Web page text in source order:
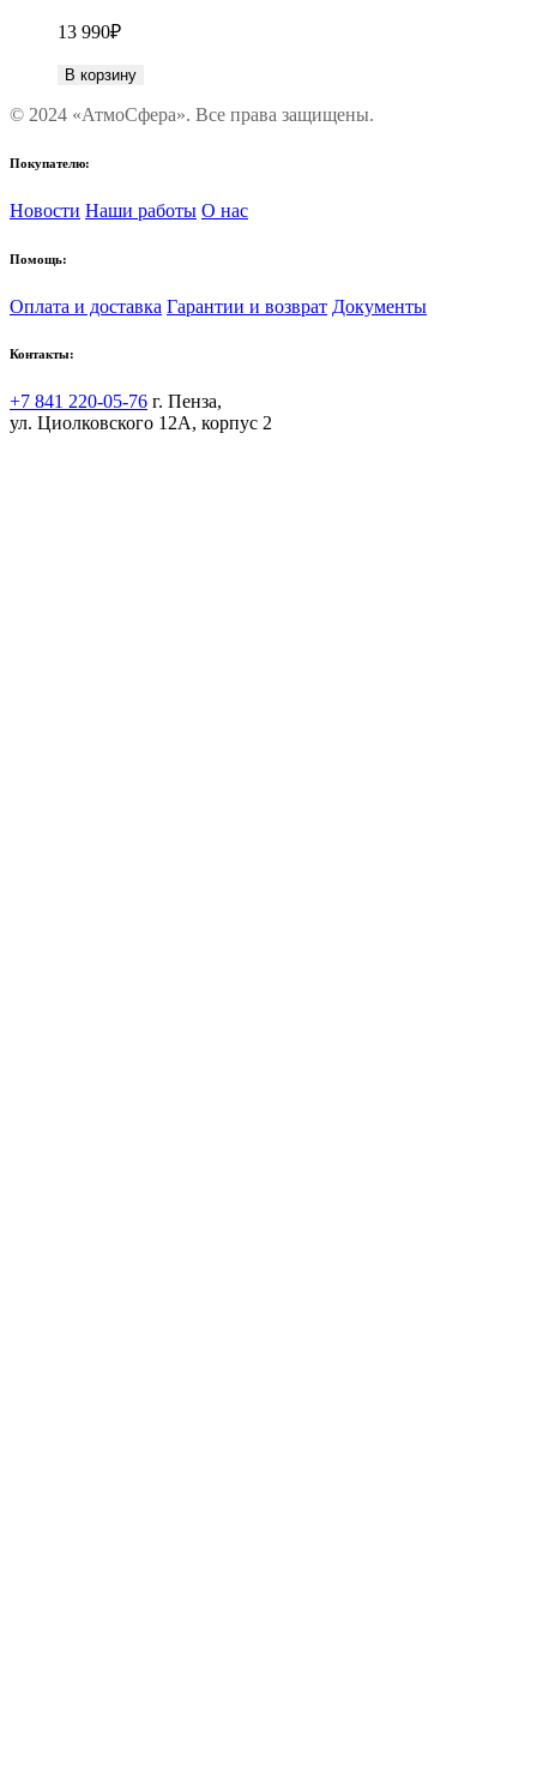
13 990₽
В корзину
© 2024 «АтмоСфера». Все права защищены.
Покупателю:
Новости Наши работы О нас
Помощь:
Оплата и доставка Гарантии и возврат Документы
Контакты:
+7 841 220-05-76 г. Пенза,
ул. Циолковского 12А, корпус 2